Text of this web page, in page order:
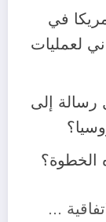
في
لعمليات
رسالة إلى
الخطوة؟
…